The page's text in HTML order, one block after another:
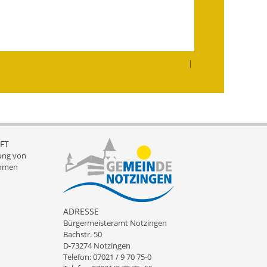
Notfallplanung
Ortsplan
Schadensmeldung
Straßenbau
Landesstraße
Kreisstraße
Umleitungsplan
|
von
ADRESSE
Bürgermeisteramt Notzingen
Bachstr. 50
D-73274 Notzingen
Telefon: 07021 / 9 70 75-0